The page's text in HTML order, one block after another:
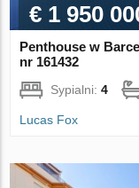
€ 1 950
Penthouse w
nr 161432
Sypialni:4
Lucas Fox